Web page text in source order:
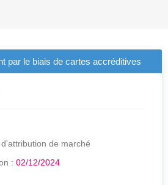
par le biais de cartes accréditives
de marché
: 02/12/2024